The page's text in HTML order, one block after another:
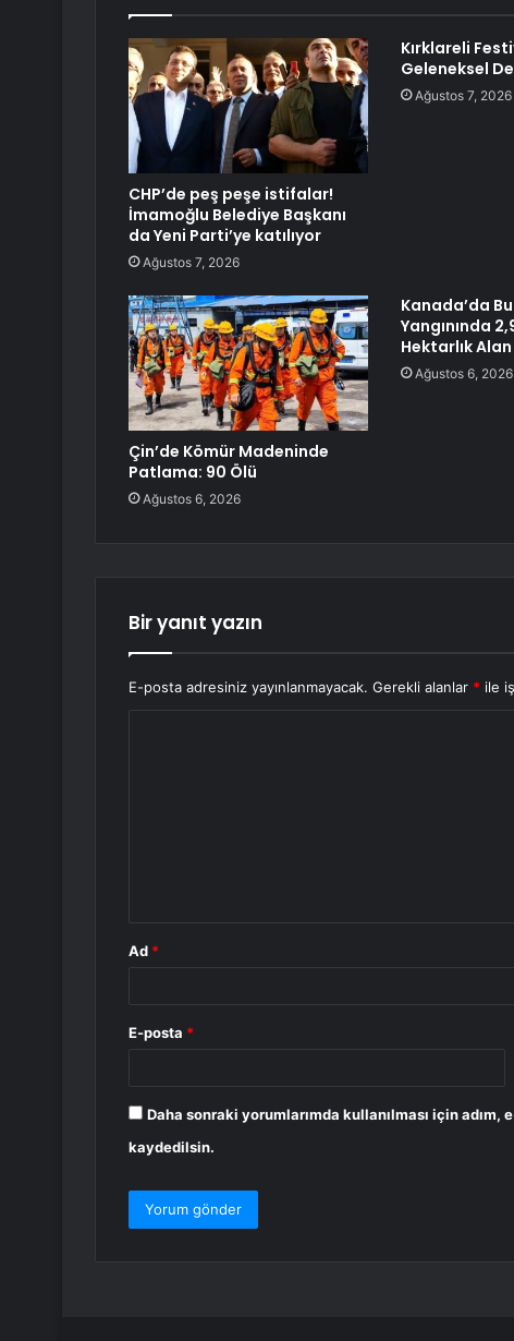
CHP’de peş peşe istifalar!
İmamoğlu Belediye Başkanı
da Yeni Parti’ye katılıyor
Ağustos 7, 2026
Kırklareli
Geleneksel
Ağustos 7, 2026
Çin’de Kömür Madeninde
Patlama: 90 Ölü
Ağustos 6, 2026
Kanada’da
Yangınında
Hektarlık
Ağustos 6, 2026
Bir yanıt yazın
E-posta adresiniz yayınlanmayacak. Gerekli alanlar * ile
Ad *
E-posta *
Daha sonraki yorumlarımda kullanılması için
kaydedilsin.